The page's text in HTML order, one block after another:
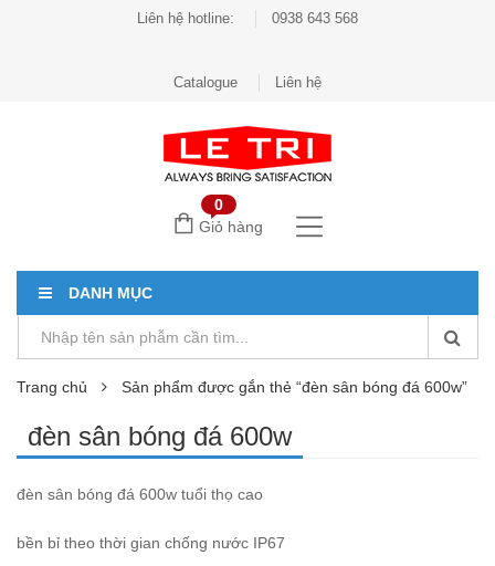
Liên hệ hotline: 0938 643 568
Catalogue Liên hệ
0
Giỏ hàng
DANH MỤC
Trang chủ Sản phẩm được gắn thẻ “đèn sân bóng đá 600w”
đèn sân bóng đá 600w
đèn sân bóng đá 600w tuổi thọ cao
bền bỉ theo thời gian chống nước IP67